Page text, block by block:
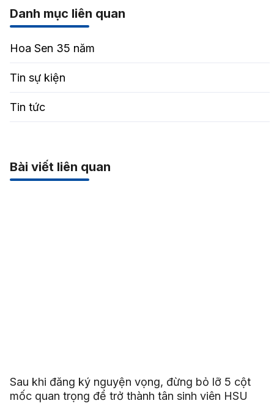
Danh mục liên quan
Hoa Sen 35 năm
Tin sự kiện
Tin tức
Bài viết liên quan
Sau khi đăng ký nguyện vọng, đừng bỏ lỡ 5 cột
mốc quan trọng để trở thành tân sinh viên HSU